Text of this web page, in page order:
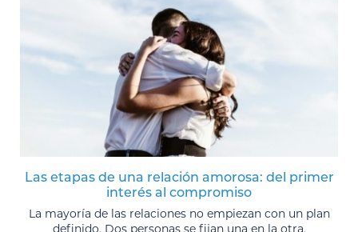
Las etapas de una relación amorosa: del primer
interés al compromiso
La mayoría de las relaciones no empiezan con un plan
definido. Dos personas se fijan una en la otra,